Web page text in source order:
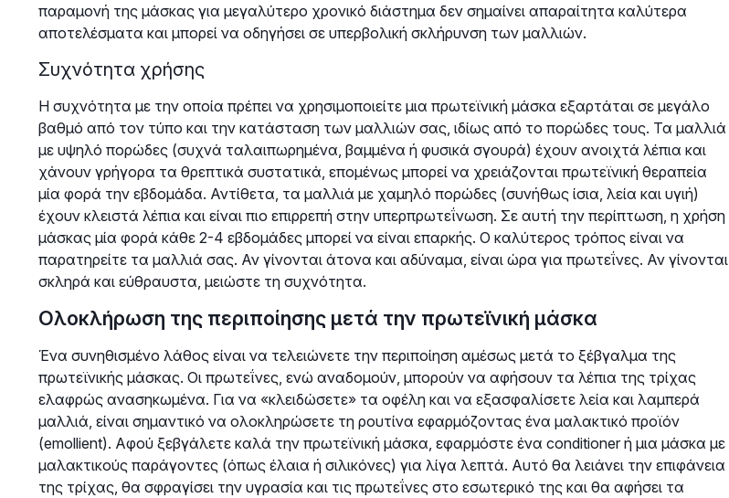
παραμονή της μάσκας για μεγαλύτερο χρονικό διάστημα δεν σημαίνει απαραίτητα καλύτερα
αποτελέσματα και μπορεί να οδηγήσει σε υπερβολική σκλήρυνση των μαλλιών.
Συχνότητα χρήσης
Η συχνότητα με την οποία πρέπει να χρησιμοποιείτε μια πρωτεϊνική μάσκα εξαρτάται σε μεγάλο
βαθμό από τον τύπο και την κατάσταση των μαλλιών σας, ιδίως από το πορώδες τους. Τα μαλλιά
με υψηλό πορώδες (συχνά ταλαιπωρημένα, βαμμένα ή φυσικά σγουρά) έχουν ανοιχτά λέπια και
χάνουν γρήγορα τα θρεπτικά συστατικά, επομένως μπορεί να χρειάζονται πρωτεϊνική θεραπεία
μία φορά την εβδομάδα. Αντίθετα, τα μαλλιά με χαμηλό πορώδες (συνήθως ίσια, λεία και υγιή)
έχουν κλειστά λέπια και είναι πιο επιρρεπή στην υπερπρωτεΐνωση. Σε αυτή την περίπτωση, η χρήση
μάσκας μία φορά κάθε 2-4 εβδομάδες μπορεί να είναι επαρκής. Ο καλύτερος τρόπος είναι να
παρατηρείτε τα μαλλιά σας. Αν γίνονται άτονα και αδύναμα, είναι ώρα για πρωτεΐνες. Αν γίνονται
σκληρά και εύθραυστα, μειώστε τη συχνότητα.
Ολοκλήρωση της περιποίησης μετά την πρωτεϊνική μάσκα
Ένα συνηθισμένο λάθος είναι να τελειώνετε την περιποίηση αμέσως μετά το ξέβγαλμα της
πρωτεϊνικής μάσκας. Οι πρωτεΐνες, ενώ αναδομούν, μπορούν να αφήσουν τα λέπια της τρίχας
ελαφρώς ανασηκωμένα. Για να «κλειδώσετε» τα οφέλη και να εξασφαλίσετε λεία και λαμπερά
μαλλιά, είναι σημαντικό να ολοκληρώσετε τη ρουτίνα εφαρμόζοντας ένα μαλακτικό προϊόν
(emollient). Αφού ξεβγάλετε καλά την πρωτεϊνική μάσκα, εφαρμόστε ένα conditioner ή μια μάσκα με
μαλακτικούς παράγοντες (όπως έλαια ή σιλικόνες) για λίγα λεπτά. Αυτό θα λειάνει την επιφάνεια
της τρίχας, θα σφραγίσει την υγρασία και τις πρωτεΐνες στο εσωτερικό της και θα αφήσει τα